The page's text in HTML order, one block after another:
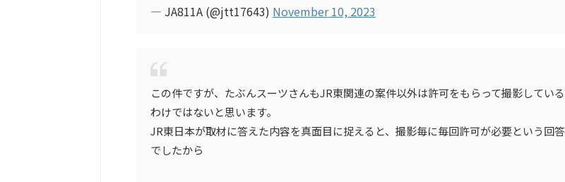
— JA811A (@jtt17643) November 10, 2023
この件ですが、たぶんスーツさんもJR東関連の案件以外は許可をもらって撮影している
わけではないと思います。
JR東日本が取材に答えた内容を真面目に捉えると、撮影毎に毎回許可が必要という回答
でしたから